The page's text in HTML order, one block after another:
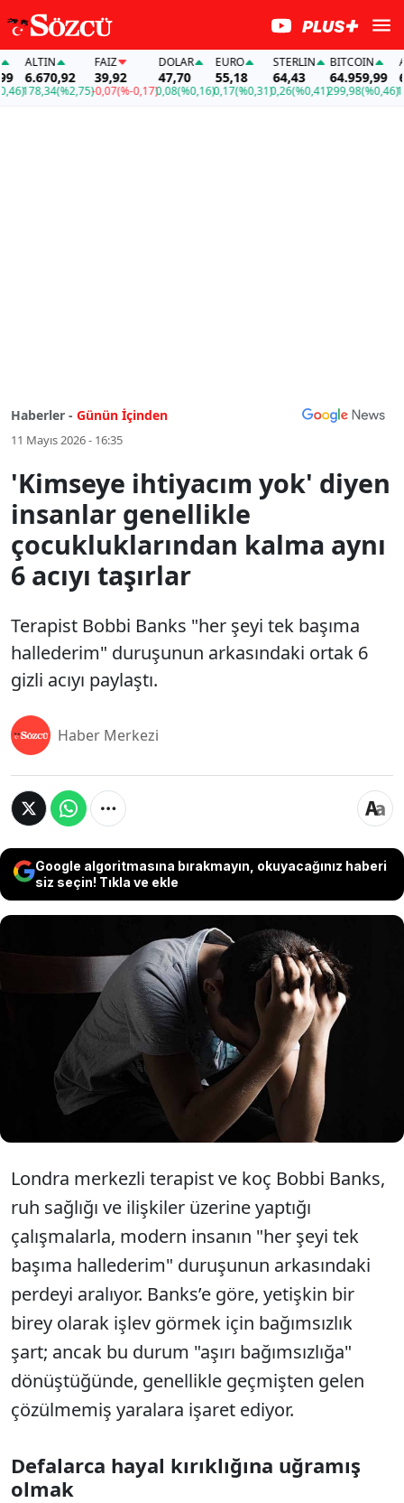
ALTIN
6.670,92
178,34(%2,75)
FAİZ
39,92
-0,07(%-0,17)
DOLAR
47,70
0,08(%0,16)
EURO
55,18
0,17(%0,31)
STERLIN
64,43
0,26(%0,41)
BITCOIN
64.959,99
299,98(%0,46)
Haberler - Günün İçinden
11 Mayıs 2026 - 16:35
'Kimseye ihtiyacım yok' diyen
insanlar genellikle
çocukluklarından kalma aynı
6 acıyı taşırlar
Terapist Bobbi Banks "her şeyi tek başıma
hallederim" duruşunun arkasındaki ortak 6
gizli acıyı paylaştı.
Haber Merkezi
Google algoritmasına bırakmayın, okuyacağınız haberi
siz seçin! Tıkla ve ekle
Terapist Bobbi Banks "her şeyi tek
başıma hallederim" duruşunun
arkasındaki ortak 6 gizli acıyı paylaştı.
Londra merkezli terapist ve koç Bobbi Banks,
ruh sağlığı ve ilişkiler üzerine yaptığı
çalışmalarla, modern insanın "her şeyi tek
başıma hallederim" duruşunun arkasındaki
perdeyi aralıyor. Banks’e göre, yetişkin bir
birey olarak işlev görmek için bağımsızlık
şart; ancak bu durum "aşırı bağımsızlığa"
dönüştüğünde, genellikle geçmişten gelen
çözülmemiş yaralara işaret ediyor.
Defalarca hayal kırıklığına uğramış
olmak